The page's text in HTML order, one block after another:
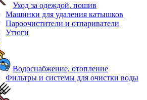
Уход за одеждой, пошив
Машинки для удаления катышков
Пароочистители и отпариватели
Утюги
Водоснабжение, отопление
Фильтры и системы для очистки воды